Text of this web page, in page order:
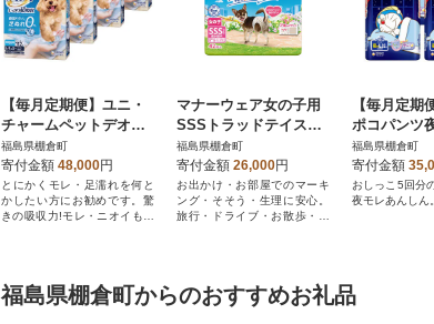
【毎月定期便】ユニ・
チャームペットデオシ
ートしっかり超吸収無
香消臭タイプレギュラ
ー112枚×4全2回
福島県棚倉町
寄付金額 48,000円
とにかくモレ・足濡れを何と
かしたい方にお勧めです。驚
きの吸収力!モレ・ニオイも安
マナーウェア女の子用
SSSトラッドテイスト4
2枚 4袋セット
福島県棚倉町
寄付金額 26,000円
お出かけ・お部屋でのマーキ
ング・そそう・生理に安心。
旅行・ドライブ・お散歩・お
【毎月定期
ポコパンツ
ズ 32枚×4袋
福島県棚倉町
寄付金額
おしっこ5回分
夜モレあんしん。
福島県棚倉町からのおすすめお礼品